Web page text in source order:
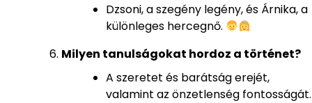
Dzsoni, a szegény legény, és Árnika, a
különleges hercegnő.
Milyen tanulságokat hordoz a történet?
A szeretet és barátság erejét,
valamint az önzetlenség fontosságát.